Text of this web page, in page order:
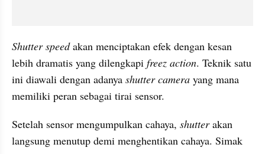
Shutter speed akan menciptakan efek dengan kesan
lebih dramatis yang dilengkapi freez action. Teknik satu
ini diawali dengan adanya shutter camera yang mana
memiliki peran sebagai tirai sensor.
Setelah sensor mengumpulkan cahaya, shutter akan
langsung menutup demi menghentikan cahaya. Simak